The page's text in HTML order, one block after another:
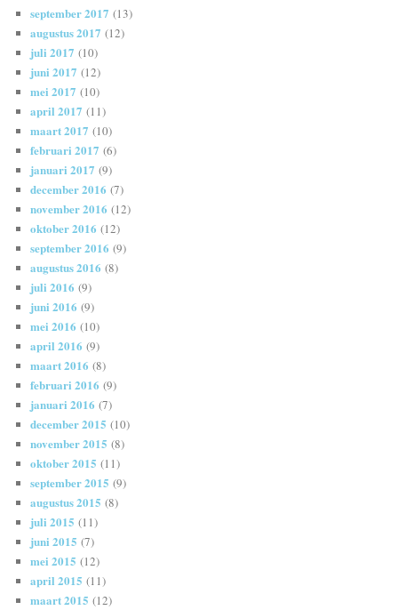
september 2017 (13)
augustus 2017 (12)
juli 2017 (10)
juni 2017 (12)
mei 2017 (10)
april 2017 (11)
maart 2017 (10)
februari 2017 (6)
januari 2017 (9)
december 2016 (7)
november 2016 (12)
oktober 2016 (12)
september 2016 (9)
augustus 2016 (8)
juli 2016 (9)
juni 2016 (9)
mei 2016 (10)
april 2016 (9)
maart 2016 (8)
februari 2016 (9)
januari 2016 (7)
december 2015 (10)
november 2015 (8)
oktober 2015 (11)
september 2015 (9)
augustus 2015 (8)
juli 2015 (11)
juni 2015 (7)
mei 2015 (12)
april 2015 (11)
maart 2015 (12)